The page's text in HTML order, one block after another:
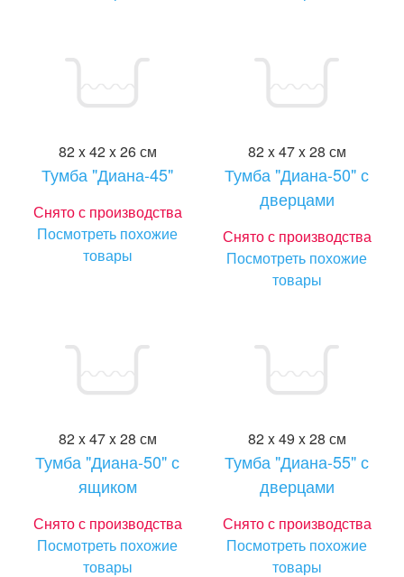
82 x 42 x 26 см
Тумба "Диана-45"
Снято с производства
Посмотреть похожие
товары
82 x 47 x 28 см
Тумба "Диана-50" с
дверцами
Снято с производства
Посмотреть похожие
товары
82 x 47 x 28 см
Тумба "Диана-50" с
ящиком
Снято с производства
Посмотреть похожие
товары
82 x 49 x 28 см
Тумба "Диана-55" с
дверцами
Снято с производства
Посмотреть похожие
товары